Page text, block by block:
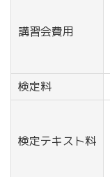
講習会費用
検定料
検定テキスト料